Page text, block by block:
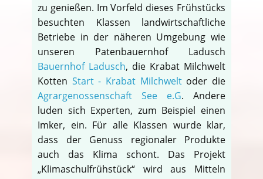
zu genießen. Im Vorfeld dieses Frühstücks
besuchten Klassen landwirtschaftliche
Betriebe in der näheren Umgebung wie
unseren Patenbauernhof Ladusch
Bauernhof Ladusch, die Krabat Milchwelt
Kotten Start - Krabat Milchweltoder die
Agrargenossenschaft See e.G. Andere
luden sich Experten, zum Beispiel einen
Imker, ein. Für alle Klassen wurde klar,
dass der Genuss regionaler Produkte
auch das Klima schont. Das Projekt
„Klimaschulfrühstück“ wird aus Mitteln